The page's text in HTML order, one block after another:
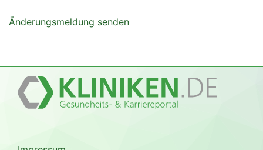
Änderungsmeldung senden